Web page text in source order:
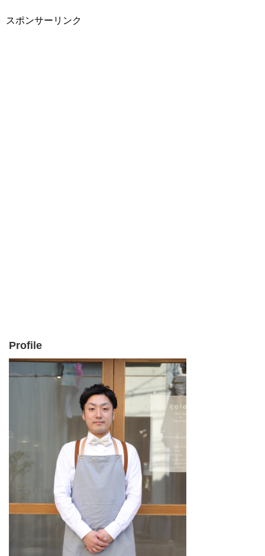
スポンサーリンク
Profile